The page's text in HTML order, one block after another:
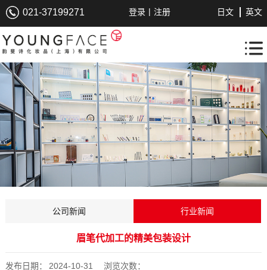
021-37199271 登录 | 注册 英文
日文
公司新闻 行业新闻
眉笔代加工的精美包装设计
发布日期： 2024-10-31 浏览次数：